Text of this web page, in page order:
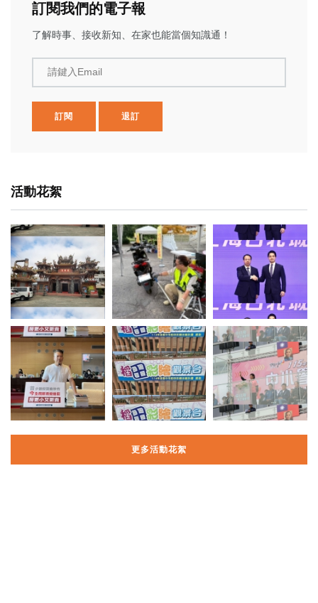
訂閱我們的電子報
了解時事、接收新知、在家也能當個知識通！
請鍵入Email
訂閱 退訂
活動花絮
更多活動花絮